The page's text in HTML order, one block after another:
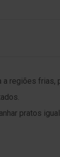
regiões
pratos